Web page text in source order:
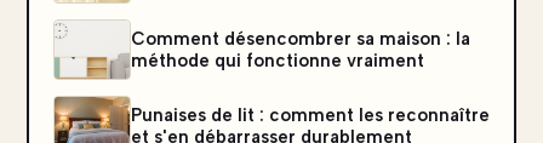
Comment désencombrer sa maison : la
méthode qui fonctionne vraiment
Punaises de lit : comment les reconnaître
et s'en débarrasser durablement